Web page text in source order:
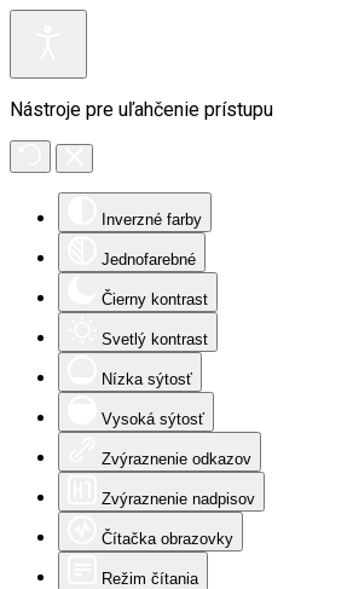
Nástroje pre uľahčenie prístupu
Inverzné farby
Jednofarebné
Čierny kontrast
Svetlý kontrast
Nízka sýtosť
Vysoká sýtosť
Zvýraznenie odkazov
Zvýraznenie nadpisov
Čítačka obrazovky
Režim čítania